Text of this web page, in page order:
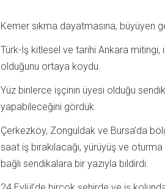
Kemer sıkma dayatmasına, büyüyen
Türk-İş kitlesel ve tarihi Ankara
olduğunu ortaya koydu.
Yüz binlerce işçinin üyesi olduğu
yapabileceğini gördük.
Çerkezköy, Zonguldak ve Bursa’da
saat iş bırakılacağı, yürüyüş ve
bağlı sendikalara bir yazıyla bildirdi.